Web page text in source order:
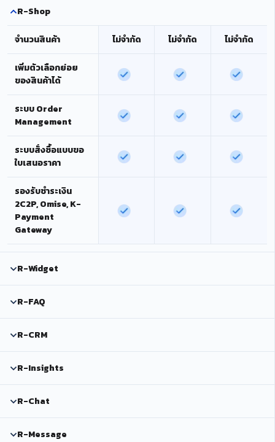
R-Shop
จำนวนสินค้า ไม่จำกัด ไม่จำกัด ไม่จำกัด
เพิ่มตัวเลือกย่อย
ของสินค้าได้
ระบบ Order
Management
ระบบสั่งซื้อแบบขอ
ใบเสนอราคา
รองรับชำระเงิน
2C2P, Omise, K-
Payment
Gateway
R-Widget
R-FAQ
R-CRM
R-Insights
R-Chat
R-Message